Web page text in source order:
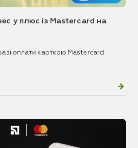
у плюс із Mastercard на
оплати карткою Mastercard